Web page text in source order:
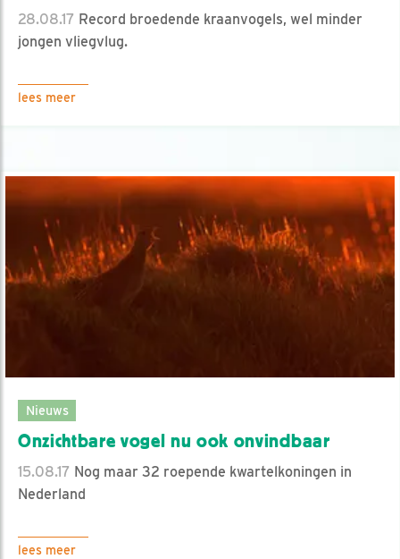
28.08.17 Record broedende kraanvogels, wel minder
jongen vliegvlug.
lees meer
Nieuws
Onzichtbare vogel nu ook onvindbaar
15.08.17 Nog maar 32 roepende kwartelkoningen in
Nederland
lees meer